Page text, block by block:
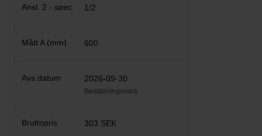
1/2
600
2026-09-30
Beställningsvara
303 SEK